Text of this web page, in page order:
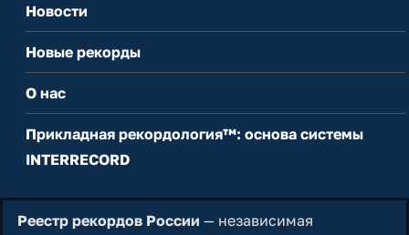
Новости
Новые рекорды
О нас
Прикладная рекордология™: основа системы
INTERRECORD
Реестр рекордов России — независимая